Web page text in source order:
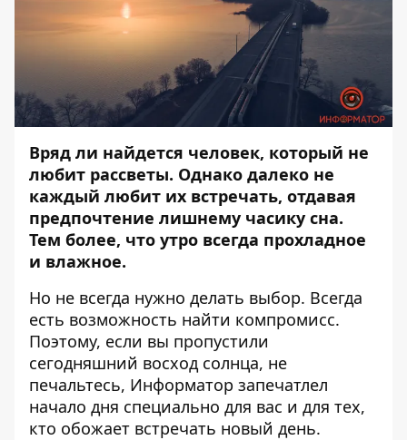
Вряд ли найдется человек, который не
любит рассветы. Однако далеко не
каждый любит их встречать, отдавая
предпочтение лишнему часику сна.
Тем более, что утро всегда прохладное
и влажное.
Но не всегда нужно делать выбор. Всегда
есть возможность найти компромисс.
Поэтому, если вы пропустили
сегодняшний восход солнца, не
печальтесь, Информатор запечатлел
начало дня специально для вас и для тех,
кто обожает встречать новый день.